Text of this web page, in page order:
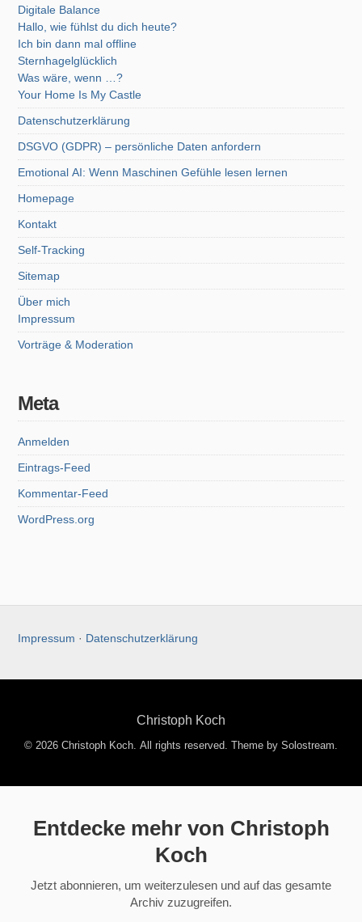
Digitale Balance
Hallo, wie fühlst du dich heute?
Ich bin dann mal offline
Sternhagelglücklich
Was wäre, wenn …?
Your Home Is My Castle
Datenschutzerklärung
DSGVO (GDPR) – persönliche Daten anfordern
Emotional AI: Wenn Maschinen Gefühle lesen lernen
Homepage
Kontakt
Self-Tracking
Sitemap
Über mich
Impressum
Vorträge & Moderation
Meta
Anmelden
Eintrags-Feed
Kommentar-Feed
WordPress.org
Impressum · Datenschutzerklärung
Christoph Koch
© 2026 Christoph Koch. All rights reserved. Theme by Solostream.
Entdecke mehr von Christoph
Koch
Jetzt abonnieren, um weiterzulesen und auf das gesamte
Archiv zuzugreifen.